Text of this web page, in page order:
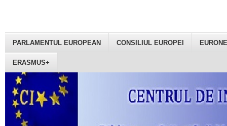
PARLAMENTUL EUROPEAN CONSILIUL EUROPEI
ERASMUS+